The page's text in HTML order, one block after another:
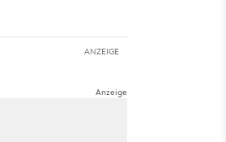
ANZEIGE